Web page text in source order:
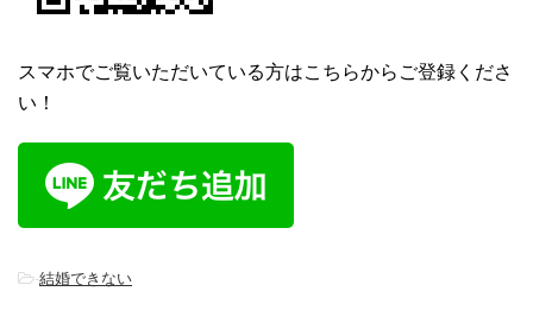
スマホでご覧いただいている方はこちらからご登録くださ
い！
-結婚できない